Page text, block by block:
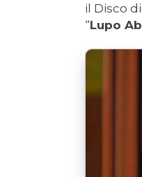
il Disco
“Lupo